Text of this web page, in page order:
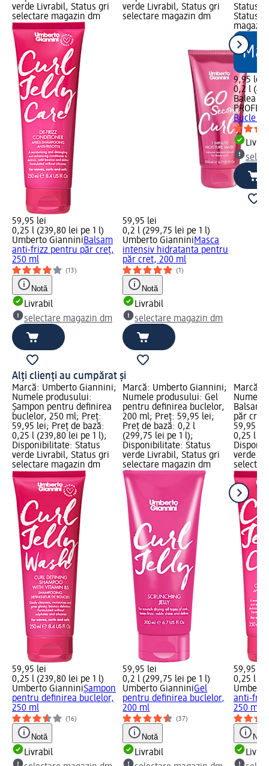
verde Livrabil, Status gri
selectare magazin dm
59,95 lei
0,25 l (239,80 lei pe 1 l)
Umberto GianniniBalsam
anti-frizz pentru păr creț,
250 ml
(13)
Notă
Livrabil
selectare magazin dm
verde Livrabil, Status gri
selectare magazin dm
59,95 lei
0,2 l (299,75 lei pe 1 l)
Umberto GianniniMasca
intensiv hidratanta pentru
păr cret, 200 ml
(1)
Notă
Livrabil
selectare magazin dm
Status
Status
9,95 lei
0,2 l
Balea
Bucle
Alți clienți au cumpărat și
Marcă: Umberto Giannini;
Numele produsului:
Șampon pentru definirea
buclelor, 250 ml; Preț:
59,95 lei; Preț de bază:
0,25 l (239,80 lei pe 1 l);
Disponibilitate: Status
verde Livrabil, Status gri
selectare magazin dm
59,95 lei
0,25 l (239,80 lei pe 1 l)
Umberto GianniniȘampon
pentru definirea buclelor,
250 ml
(16)
Notă
Livrabil
Marcă: Umberto Giannini;
Numele produsului: Gel
pentru definirea buclelor,
200 ml; Preț: 59,95 lei;
Preț de bază: 0,2 l
(299,75 lei pe 1 l);
Disponibilitate: Status
verde Livrabil, Status gri
selectare magazin dm
59,95 lei
0,2 l (299,75 lei pe 1 l)
Umberto GianniniGel
pentru definirea buclelor,
200 ml
(37)
Notă
Livrabil
Marcă:
Numele
Balsam
păr
59,95
0,25 l
verde
59,95 lei
0,25 l
anti-
250 ml
Notă